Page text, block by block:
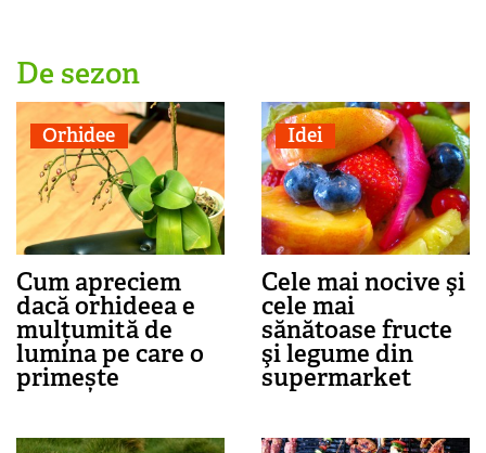
De sezon
Orhidee
Cum apreciem
dacă orhideea e
mulțumită de
lumina pe care o
primește
Idei
Cele mai nocive şi
cele mai
sănătoase fructe
şi legume din
supermarket